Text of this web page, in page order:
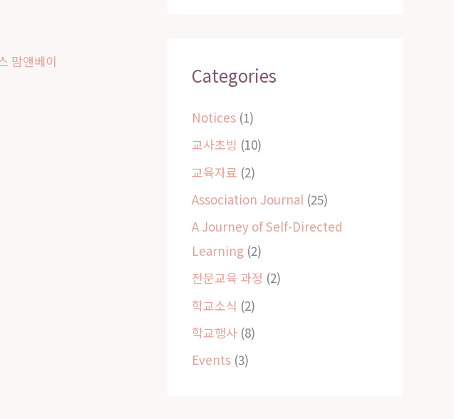
맘앤베이
Categories
Notices (1)
교사초빙 (10)
교육자료 (2)
Association Journal (25)
A Journey of Self-Directed
Learning (2)
전문교육 과정 (2)
학교소식 (2)
학교행사 (8)
Events (3)